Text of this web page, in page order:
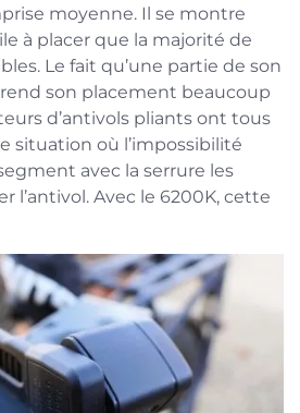
moyenne. Il se montre
à placer que la majorité de
Le fait qu’une partie de son
son placement beaucoup
d’antivols pliants ont tous
situation où l’impossibilité
avec la serrure les
l’antivol. Avec le 6200K, cette